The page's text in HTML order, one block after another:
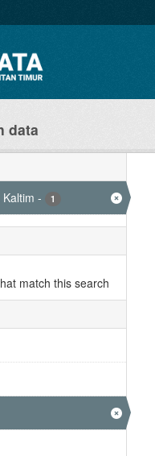
data
Kaltim - 1
match this search